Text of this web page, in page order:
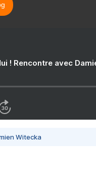
! Rencontre avec
Witecka